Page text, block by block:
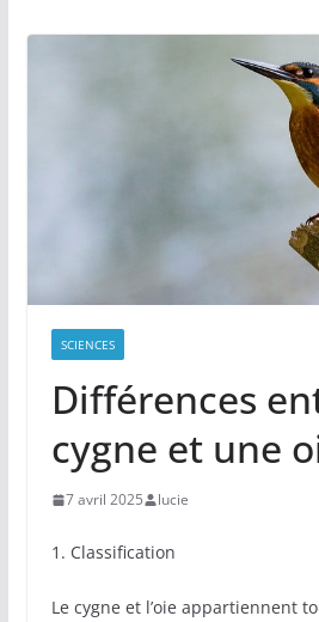
SCIENCES
Différences
cygne et une
7 avril 2025 lucie
1. Classification
Le cygne et l’oie appartiennent